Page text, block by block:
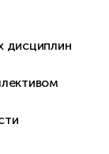
дисциплин